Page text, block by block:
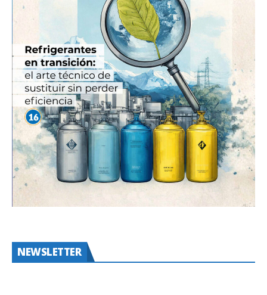
NEWSLETTER